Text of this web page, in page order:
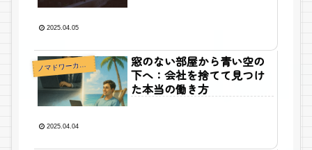
2025.04.05
ノ
マドワーカー小説
窓のない部屋から青い空の
下へ：会社を捨てて見つけ
た本当の働き方
2025.04.04